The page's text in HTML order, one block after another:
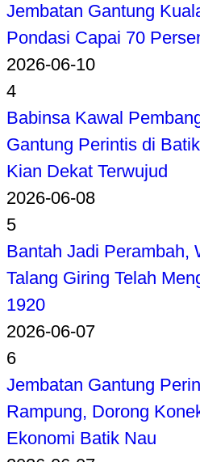
Jembatan Gantung
Pondasi Capai 70
2026-06-10
4
Babinsa Kawal
Gantung Perintis di
Kian Dekat Terwujud
2026-06-08
5
Bantah Jadi Perambah,
Talang Giring Telah
1920
2026-06-07
6
Jembatan Gantung
Rampung, Dorong
Ekonomi Batik Nau